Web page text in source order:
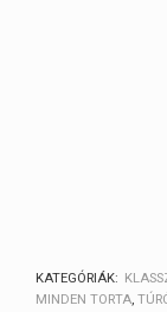
KATEGÓRIÁK:
MINDEN TORTA,